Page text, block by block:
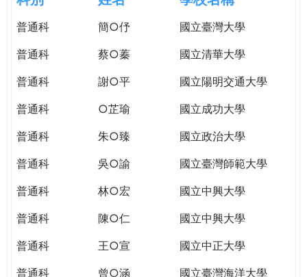
格。
民。
r
e
普通科 簡○伃
國立臺灣大學
普通科
蔡○蓁
國立清華大學
普通科
謝○平
國立陽明交通大學
普通科
○芷瑜
國立成功大學
普通科
朱○臻
國立政治大學
普通科
吳○諭
國立臺灣師範大學
普通科
林○宏
國立中興大學
普通科
陳○仁
國立中興大學
普通科
王○宣
國立中正大學
普通科
曾○涵
國立臺灣海洋大學